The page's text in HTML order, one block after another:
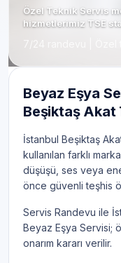
Özel Teknik Servis
hizmetlerimiz TSE
7/24 randevu |
Beyaz Eşya
Beşiktaş Akat
İstanbul Beşiktaş
kullanılan farklı
düşüşü, ses veya
önce güvenli teşhis
Servis Randevu ile
Beyaz Eşya Servisi;
onarım kararı verilir.